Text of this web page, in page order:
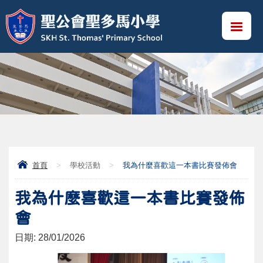
首頁 > 學校活動 > 我為什麼喜歡這一本書比賽發佈會
我為什麼喜歡這一本書比賽發佈
會
日期: 28/01/2026